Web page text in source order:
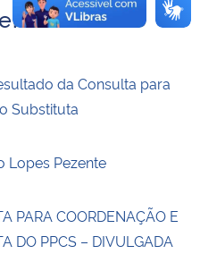
da Consulta para
Substituta
Lopes Pezente
PARA COORDENAÇÃO E
DO PPCS – DIVULGADA